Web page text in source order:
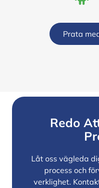
Prata
Redo
Låt oss vägleda
process och
verklighet.